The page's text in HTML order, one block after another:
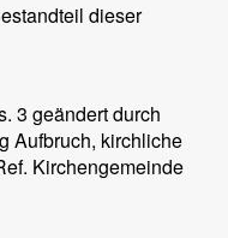
dieser
3 geändert durch
Aufbruch, kirchliche
Kirchengemeinde